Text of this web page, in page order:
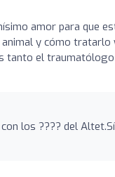
amor para que
animal y cómo tratarlo
tanto el traumatólogo
los ???? del